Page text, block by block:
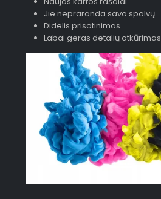
Jie nepraranda savo spalvų
Didelis prisotinimas
Labai geras detalių atkūrimas